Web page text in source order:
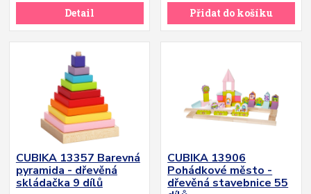
Detail Přidat do košíku
CUBIKA 13357 Barevná
pyramida - dřevěná
skládačka 9 dílů
CUBIKA 13906
Pohádkové město -
dřevěná stavebnice 55